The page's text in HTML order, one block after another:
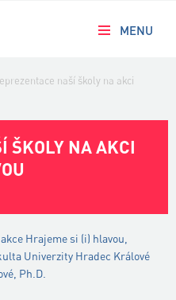
MENU
naší školy na akci
ŠKOLY NA AKCI
Hrajeme si (i) hlavou,
Univerzity Hradec Králové
Ph.D.